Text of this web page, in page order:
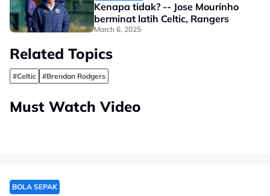
Kenapa tidak? -- Jose Mourinho
berminat latih Celtic, Rangers
March 6, 2025
Related Topics
#Celtic #Brendan Rodgers
Must Watch Video
BOLA SEPAK